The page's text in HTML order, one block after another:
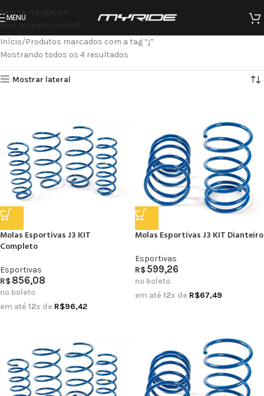
Skip to navigation
Skip to main content
MENU
Início Produtos marcados com a tag “j”
Mostrando todos os 4 resultados
Mostrar lateral
Molas Esportivas J3 KIT
Completo
Esportivas
R$856,08
no boleto
em até 12x de R$96,42
Molas Esportivas J3 KIT Dianteiro
Esportivas
R$599,26
no boleto
em até 12x de R$67,49